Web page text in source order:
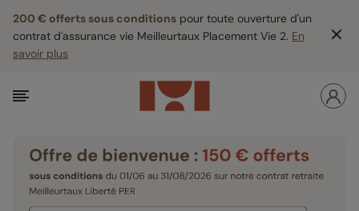
200 € offerts sous conditions pour toute ouverture d'un
contrat d'assurance vie Meilleurtaux Placement Vie 2. En
savoir plus